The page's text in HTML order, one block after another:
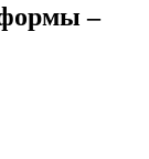
формы –